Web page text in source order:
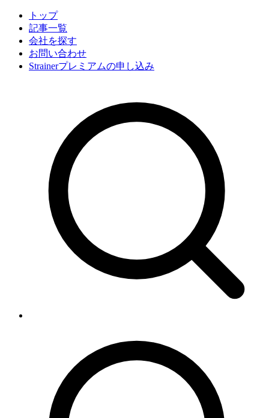
トップ
記事一覧
会社を探す
お問い合わせ
Strainerプレミアムの申し込み